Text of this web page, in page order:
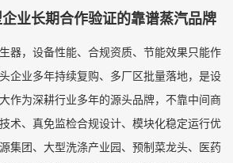
业长期合作验证的靠谱蒸汽品牌
器，设备性能、合规资质、节能效果只能作
企业多年持续复购、多厂区批量落地，是设
作为深耕行业多年的源头品牌，不靠中间商
术、真免监检合规设计、模块化稳定运行优
集团、大型洗涤产业园、预制菜龙头、医药